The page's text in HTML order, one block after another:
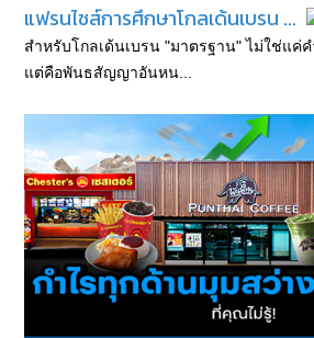
แฟรนไชส์การศึกษาโกลเด้นเบรน ...
สำหรับโกลเด้นเบรน "มาตรฐาน" ไม่ใช่แค่
แต่คือพันธสัญญาอันหน...